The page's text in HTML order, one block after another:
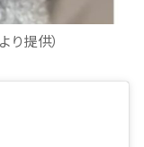
提供）